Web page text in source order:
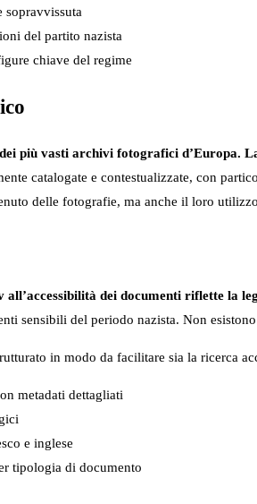
sopravvissuta
del partito nazista
chiave del regime
più vasti archivi fotografici d’Europa.
catalogate e contestualizzate, con
delle fotografie, ma anche il loro
all’accessibilità dei documenti riflette la
sensibili del periodo nazista. Non
in modo da facilitare sia la ricerca
metadati dettagliati
e inglese
tipologia di documento